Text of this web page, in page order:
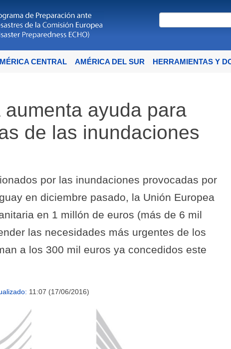
CENTRAL AMÉRICA DEL SUR HERRAMIENTAS Y
ayuda para
de las inundaciones
por las inundaciones provocadas por
en diciembre pasado, la Unión Europea
en 1 millón de euros (más de 6 mil
las necesidades más urgentes de los
a los 300 mil euros ya concedidos este
11:07 (17/06/2016)